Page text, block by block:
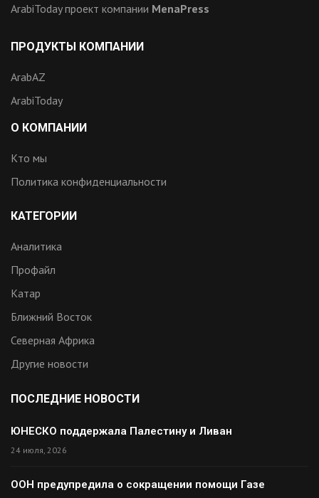
ArabiToday проект компании MenaPress
ПРОДУКТЫ КОМПАНИИ
ArabAZ
ArabiToday
О КОМПАНИИ
Кто мы
Политика конфиденциальности
КАТЕГОРИИ
Аналитика
Профайл
Катар
Ближний Восток
Северная Африка
Другие новости
ПОСЛЕДНИЕ НОВОСТИ
ЮНЕСКО поддержала Палестину и Ливан
24 июля, 2026
ООН предупредила о сокращении помощи Газе